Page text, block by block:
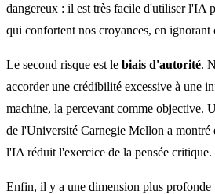
dangereux : il est très facile d'utiliser l'IA
qui confortent nos croyances, en ignorant
Le second risque est le biais d'autorité.
accorder une crédibilité excessive à une
machine, la percevant comme objective.
de l'Université Carnegie Mellon a montré
l'IA réduit l'exercice de la pensée critique.
Enfin, il y a une dimension plus